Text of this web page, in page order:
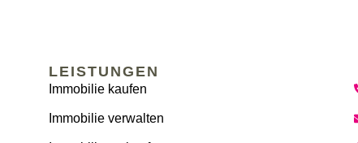
LEISTUNGEN
Immobilie kaufen
Immobilie verwalten